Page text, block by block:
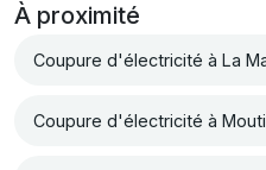
À proximité
Coupure d'électricité à La
Coupure d'électricité à